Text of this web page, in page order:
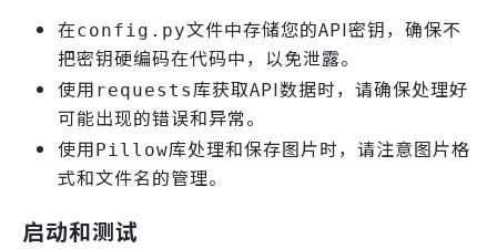
在config.py文件中存储您的API密钥，确保不
把密钥硬编码在代码中，以免泄露。
使用 requests库获取API数据时，请确保处理好
可能出现的错误和异常。
使用 Pillow库处理和保存图片时，请注意图片格
式和文件名的管理。
启动和测试